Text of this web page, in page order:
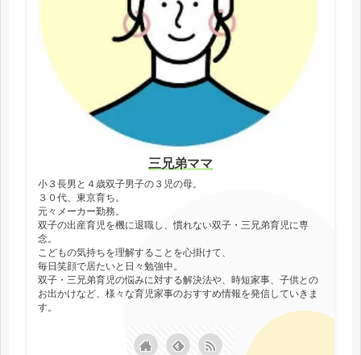
三兄弟ママ
小３長男と４歳双子男子の３児の母。
３０代、東京育ち。
元々メーカー勤務。
双子の出産育児を機に退職し、慣れない双子・三兄弟育児に専
念。
こどもの気持ちを理解することを心掛けて、
毎日笑顔で居たいと日々勉強中。
双子・三兄弟育児の悩みに対する解決法や、時短家事、子供との
お出かけなど、様々な育児家事のおすすめ情報を発信していきま
す。